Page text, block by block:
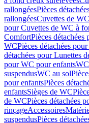
rallongéesPièces
rallongéesCuvettes de
pour Cuvettes de WC à
ComfortPièces
WCPièces détachées
détachées pour Lunettes
pour WC pour enfants
suspendusWC au sol
pour enfantsPièces
enfantsSièges de WC
de WCPièces détachées
rinçageAccessoires
suspendusPièces